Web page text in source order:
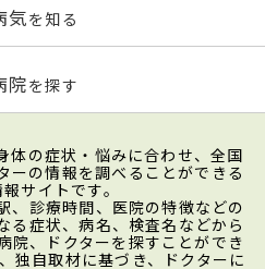
気を知る
院を探す
体の症状・悩みに合わせ、全国
ーの情報を調べることができる
サイトです。
、診療時間、医院の特徴などの
る症状、病名、検査名などから
院、ドクターを探すことができ
独自取材に基づき、ドクターに